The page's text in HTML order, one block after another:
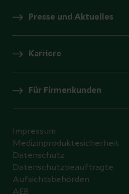
Presse und Aktuelles
Karriere
Für Firmenkunden
Impressum
Medizinproduktesicherheit
Datenschutz
Datenschutzbeauftragte
Aufsichtsbehörden
AEB